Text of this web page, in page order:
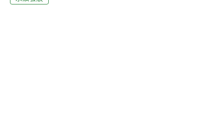
由於中國稻穀種植面積出現減少，而且南方稻穀產地受到